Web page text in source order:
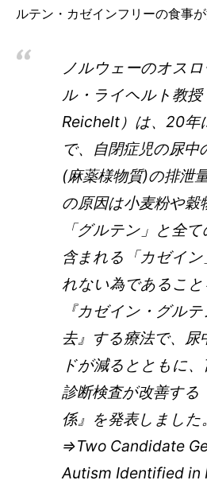
ルテン・カゼインフリーの食事
ノルウェーのオス
ル・ライヘルト教授
Reichelt）は、20年
で、自閉症児の尿中
(麻薬様物質)の排泄
の原因は小麦粉や穀
「グルテン」と全
含まれる「カゼイン
れない為であること
『カゼイン・グル
去』する療法で、尿
ドが減るとともに
診断検査が改善する
係』を発表しました。
⇒Two Candidate
Autism Identified in